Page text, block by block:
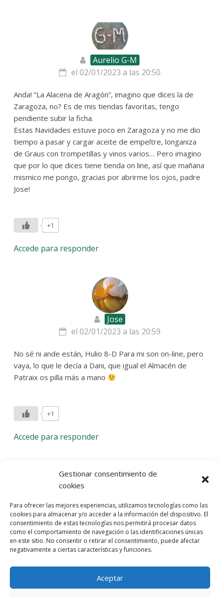
Gestionar consentimiento de
cookies
Para ofrecer las mejores experiencias, utilizamos tecnologías como las
cookies para almacenar y/o acceder a la información del dispositivo. El
consentimiento de estas tecnologías nos permitirá procesar datos
como el comportamiento de navegación o las identificaciones únicas
en este sitio. No consentir o retirar el consentimiento, puede afectar
negativamente a ciertas características y funciones.
Aceptar
Aurelio G-M
el 02/01/2023 a las 20:50
Anda! “La Alacena de Aragón”, imagino que dices la de
Zaragoza, no? Es de mis tiendas favoritas, tengo
pendiente subir la ficha.
Estas Navidades estuve poco en Zaragoza y no me dio
tiempo a pasar y cargar aceite de empeltre, longaniza
de Graus con trompetillas y vinos varios… Pero imagino
que por lo que dices tiene tienda on line, así que mañana
mismico me pongo, gracias por abrirme los ojos, padre
Jose!
+1
Accede para responder
Jose
el 02/01/2023 a las 20:59
No sé ni ande están, Hulio 8-D Para mi son on-line, pero
vaya, lo que le decía a Dani, que igual el Almacén de
Patraix os pilla más a mano
+1
Accede para responder
Deja una respuesta
comentario.
Entra con tu red social
He leído y acepto laPolítica de Privacidad